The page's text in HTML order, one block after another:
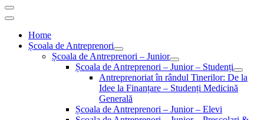
Home
Școala de Antreprenori
Școala de Antreprenori – Junior
Școala de Antreprenori – Junior – Studenți
Antreprenoriat în rândul Tinerilor: De la
Idee la Finanțare – Studenți Medicină
Generală
Școala de Antreprenori – Junior – Elevi